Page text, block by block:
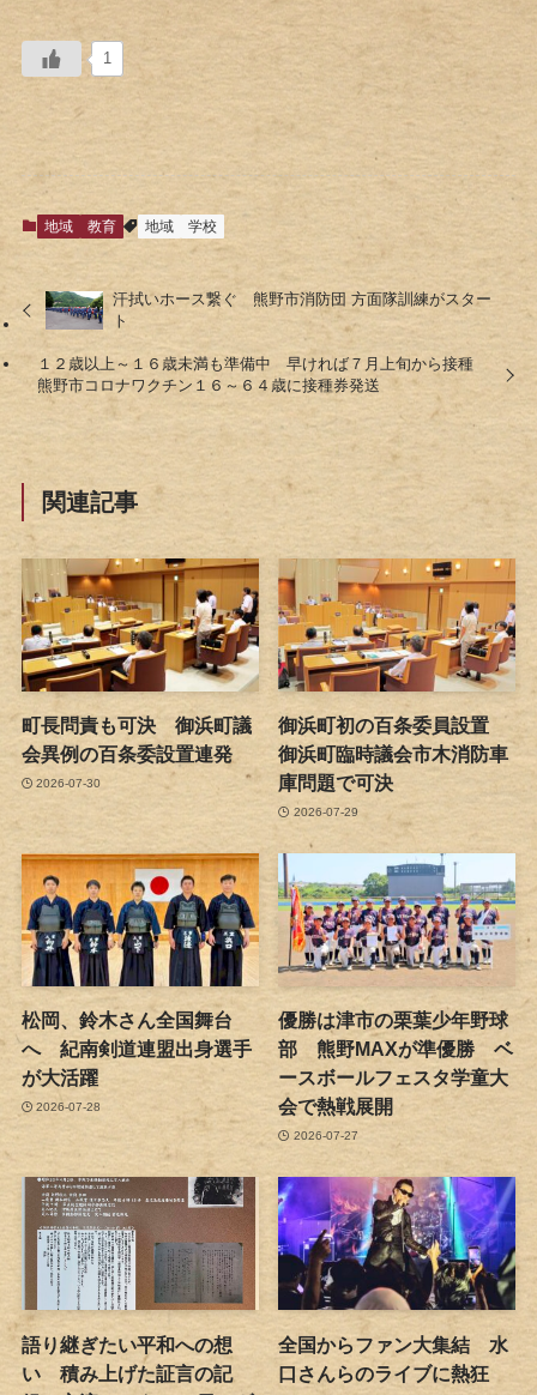
1
地域 教育 地域 学校
汗拭いホース繋ぐ 熊野市消防団 方面隊訓練がスター
ト
１２歳以上～１６歳未満も準備中 早ければ７月上旬から接種
熊野市コロナワクチン１６～６４歳に接種券発送
関連記事
町長問責も可決 御浜町議
会異例の百条委設置連発
2026-07-30
御浜町初の百条委員設置
御浜町臨時議会市木消防車
庫問題で可決
2026-07-29
松岡、鈴木さん全国舞台
へ 紀南剣道連盟出身選手
が大活躍
2026-07-28
優勝は津市の栗葉少年野球
部 熊野MAXが準優勝 ベ
ースボールフェスタ学童大
会で熱戦展開
2026-07-27
語り継ぎたい平和への想
い 積み上げた証言の記
全国からファン大集結 水
口さんらのライブに熱狂